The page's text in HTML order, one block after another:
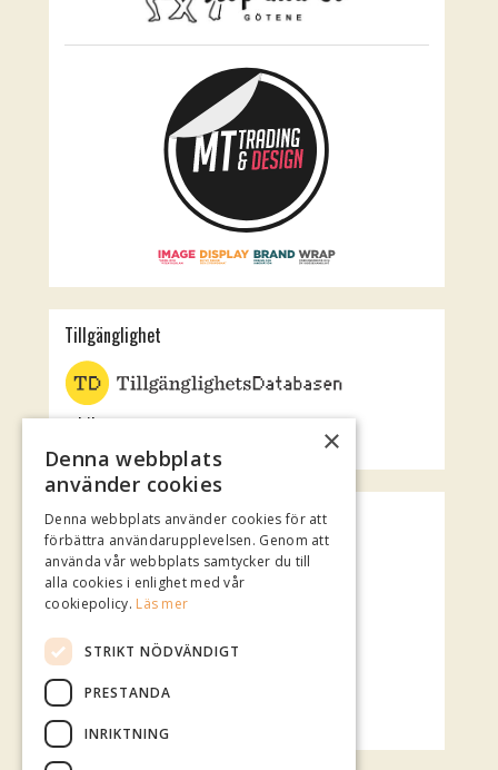
Tillgänglighet
Jubileumsteatern
Spotify Playlist
×
Denna webbplats
använder cookies
Denna webbplats använder cookies för att
förbättra användarupplevelsen. Genom att
använda vår webbplats samtycker du till
alla cookies i enlighet med vår
cookiepolicy. Läs mer
STRIKT NÖDVÄNDIGT
PRESTANDA
INRIKTNING